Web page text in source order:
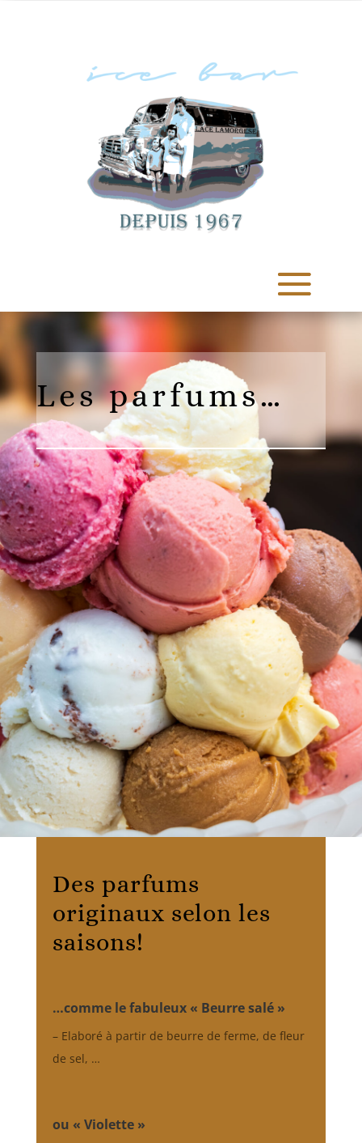
Les parfums…
Des parfums
originaux selon les
saisons!
…comme le fabuleux « Beurre salé »
– Elaboré à partir de beurre de ferme, de fleur
de sel, …
ou « Violette »